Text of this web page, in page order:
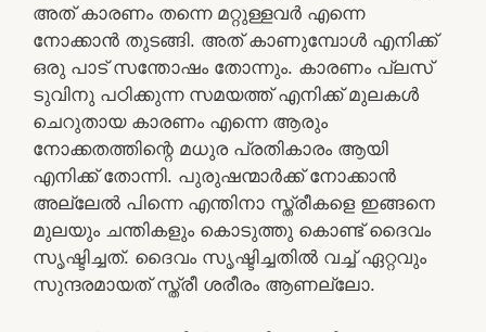
അത് കാരണം തന്നെ മറ്റുള്ളവര്‍ എന്നെ
നോക്കാന്‍ തുടങ്ങി. അത് കാണുമ്പോള്‍ എനിക്ക്
ഒരു പാട് സന്തോഷം തോന്നും. കാരണം പ്ലസ്‌
ടുവിനു പഠിക്കുന്ന സമയത്ത് എനിക്ക് മുലകള്‍
ചെറുതായ കാരണം എന്നെ ആരും
നോക്കതത്തിന്റെ മധുര പ്രതികാരം ആയി
എനിക്ക് തോന്നി. പുരുഷന്മാര്‍ക്ക് നോക്കാന്‍
അല്ലേല്‍ പിന്നെ എന്തിനാ സ്ത്രീകളെ ഇങ്ങനെ
മുലയും ചന്തികളും കൊടുത്തു കൊണ്ട് ദൈവം
സൃഷ്ടിച്ചത്. ദൈവം സൃഷ്ടിച്ചതില്‍ വച്ച് ഏറ്റവും
സുന്ദരമായത് സ്ത്രീ ശരീരം ആണല്ലോ.